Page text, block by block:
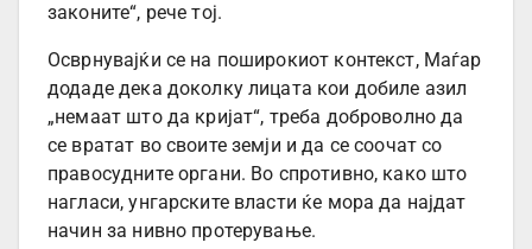
законите“, рече тој.
Осврнувајќи се на поширокиот контекст, Маѓар
додаде дека доколку лицата кои добиле азил
„немаат што да кријат“, треба доброволно да
се вратат во своите земји и да се соочат со
правосудните органи. Во спротивно, како што
нагласи, унгарските власти ќе мора да најдат
начин за нивно протерување.